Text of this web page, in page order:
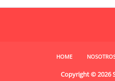
HOME
Copyright ©2026